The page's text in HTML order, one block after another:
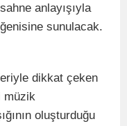
anlayışıyla
sunulacak.
dikkat çeken
müzik
oluşturduğu